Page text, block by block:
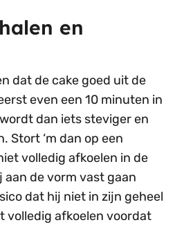
en
dat de cake goed uit de
even een 10 minuten in
dan iets steviger en
Stort ‘m dan op een
volledig afkoelen in de
de vorm vast gaan
dat hij niet in zijn geheel
volledig afkoelen voordat